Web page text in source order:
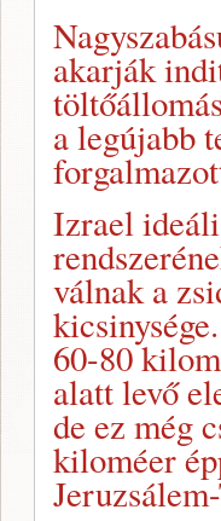
akarják
a legújabb
Izrael
válnak a
60-80
alatt levő
de ez még
kiloméer